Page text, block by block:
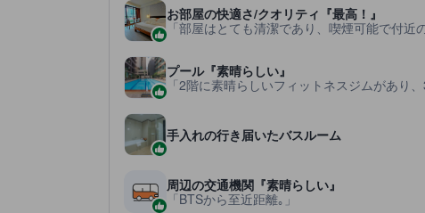
お部屋の快適さ/クオリティ『最高！』
部屋はとても清潔であり、喫煙可能で付近
プール『素晴らしい』
2階に素晴らしいフィットネスジムがあり
手入れの行き届いたバスルーム
周辺の交通機関『素晴らしい』
BTSから至近距離｡